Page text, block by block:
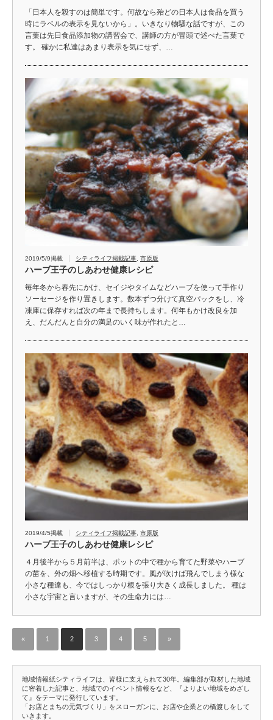
「日本人を殺すのは簡単です。何故なら殆どの日本人は食品を買う
時にラベルの表示を見ないから」。いきなり物騒な話ですが、この
言葉は先日食品添加物の講習会で、講師の方が冒頭で述べた言葉で
す。 確かに私達はあまり表示を気にせず、…
2019/5/9掲載 シティライフ掲載記事 市原版
ハーブ王子のしあわせ健康レシピ
毎年冬から春先にかけ、セイジやタイムなどハーブを使って手作り
ソーセージを作り置きします。数本ずつ分けて真空パックをし、冷
凍庫に保存すれば次の年まで長持ちします。何年もかけ改良を加
え、だんだんと自分の満足のいく味が作れたと…
2019/4/5掲載 シティライフ掲載記事 市原版
ハーブ王子のしあわせ健康レシピ
４月後半から５月前半は、ポットの中で種から育てた野菜やハーブ
の苗を、外の畑へ移植する時期です。風が吹けば飛んでしまう様な
小さな種達も、今ではしっかり根を張り大きく成長しました。 種は
小さな宇宙と言いますが、その生命力には…
« 1 2 3 4 5 »
地域情報紙シティライフは、皆様に支えられて30年。編集部が取材した地域
に密着した記事と、地域でのイベント情報をなど、『よりよい地域をめざし
て』をテーマに発行しています。
「お店とまちの元気づくり」をスローガンに、お店や企業との橋渡しをして
いきます。